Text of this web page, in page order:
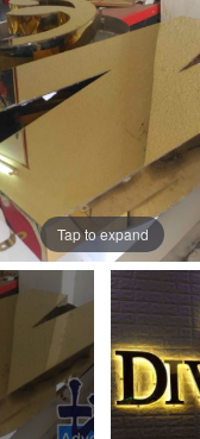
Tap to expand